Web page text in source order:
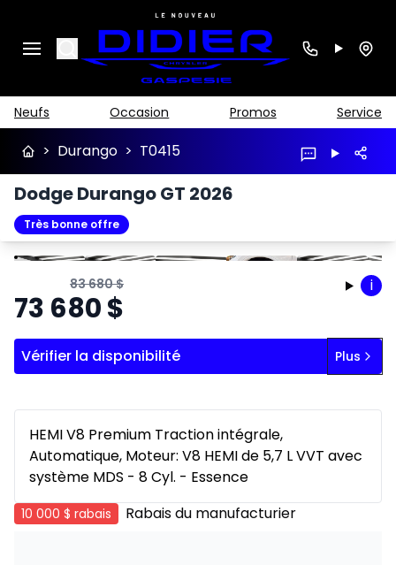
Search
Neufs Occasion Promos Service
> Durango > T0415
Dodge Durango GT 2026
Très bonne offre
ArrêterPrécédent
Suivant
83 680$
73 680$
i
Vérifier la disponibilité Plus
HEMI V8 Premium Traction intégrale,
Automatique, Moteur: V8 HEMI de 5,7 L VVT avec
système MDS - 8 Cyl. - Essence
10 000 $ rabais Rabais du manufacturier